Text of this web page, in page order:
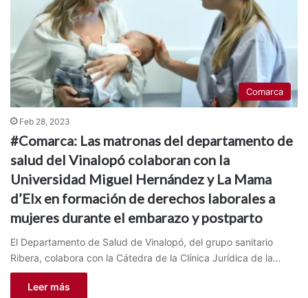
Comarca
Feb 28, 2023
#Comarca: Las matronas del departamento de
salud del Vinalopó colaboran con la
Universidad Miguel Hernández y La Mama
d’Elx en formación de derechos laborales a
mujeres durante el embarazo y postparto
El Departamento de Salud de Vinalopó, del grupo sanitario
Ribera, colabora con la Cátedra de la Clínica Jurídica de la…
Leer más